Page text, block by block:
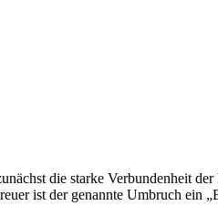
die starke Verbundenheit
ist der genannte Umbruch ein